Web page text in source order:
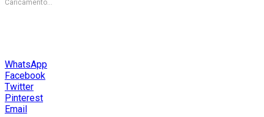
Caricamento...
WhatsApp
Facebook
Twitter
Pinterest
Email